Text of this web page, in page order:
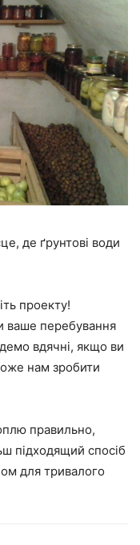
де ґрунтові води
проекту!
ваше перебування
вдячні, якщо ви
нам зробити
правильно,
підходящий спосіб
для тривалого